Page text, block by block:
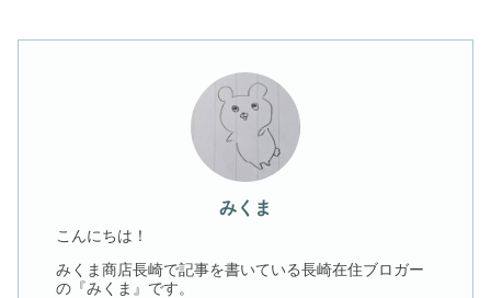
みくま
こんにちは！
みくま商店長崎で記事を書いている長崎在住ブロガー
の『みくま』です。